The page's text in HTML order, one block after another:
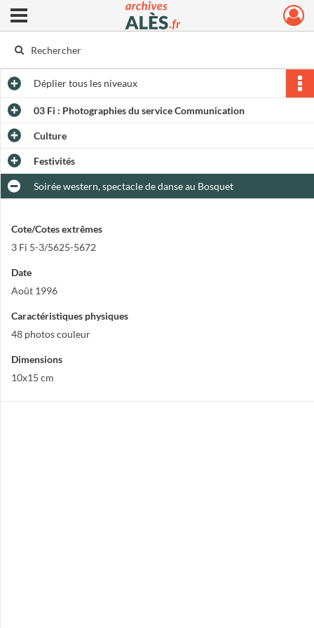
Archives municipales d'Alès
Ouvrir le menu déroulant
Dépliertous les niveaux
03 Fi : Photographies du service Communication
Culture
Festivités
Soirée western, spectacle de danse au Bosquet
Cote/Cotes extrêmes
3 Fi 5-3/5625-5672
Date
Août 1996
Caractéristiques physiques
48 photos couleur
Dimensions
10x15 cm